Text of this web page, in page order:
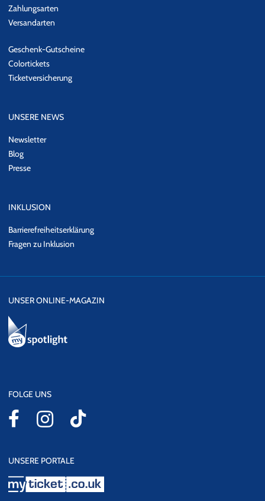
Zahlungsarten
Versandarten
Geschenk-Gutscheine
Colortickets
Ticketversicherung
UNSERE NEWS
Newsletter
Blog
Presse
INKLUSION
Barrierefreiheitserklärung
Fragen zu Inklusion
UNSER ONLINE-MAGAZIN
FOLGE UNS
UNSERE PORTALE